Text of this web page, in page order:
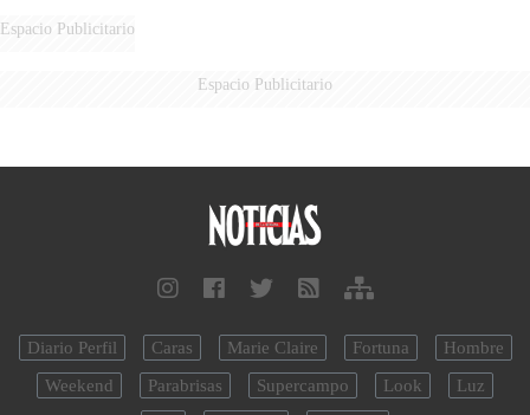
Espacio Publicitario
Espacio Publicitario
Diario Perfil Caras Marie Claire Fortuna
Hombre
Weekend
Parabrisas Supercampo Look
Luz